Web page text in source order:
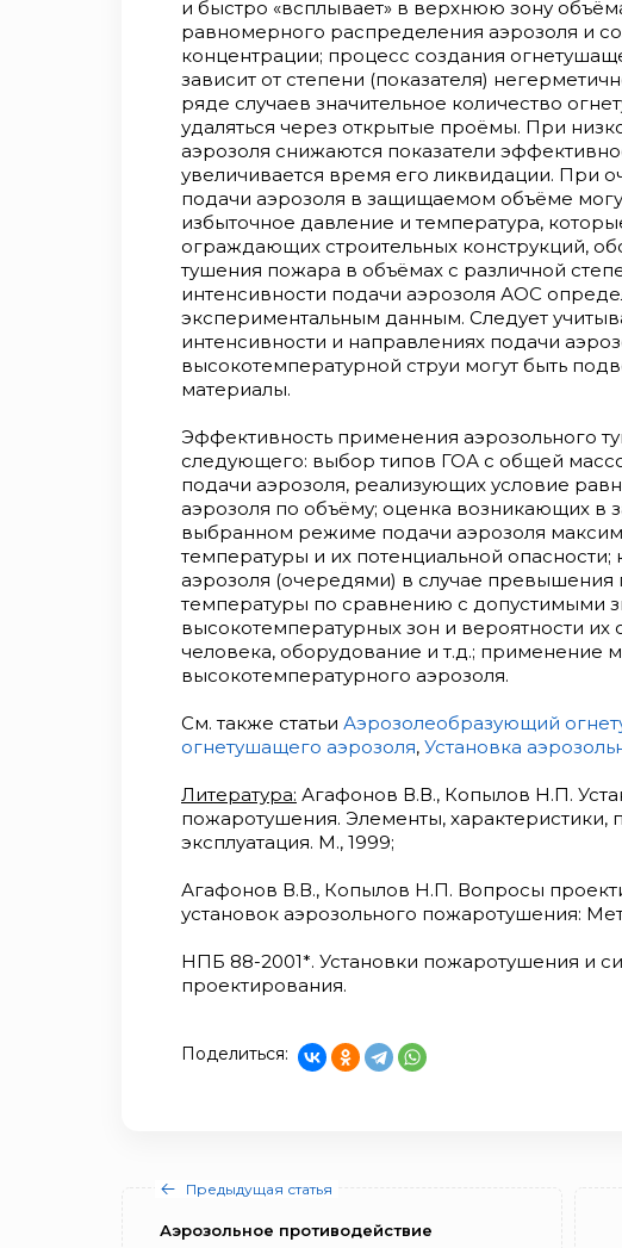
и быстро «всплывает» в верхнюю зону
равномерного распределения аэрозоля и
концентрации; процесс создания
зависит от степени (показателя)
ряде случаев значительное количество
удаляться через открытые проёмы. При
аэрозоля снижаются показатели
увеличивается время его ликвидации. При
подачи аэрозоля в защищаемом объёме
избыточное давление и температура,
ограждающих строительных конструкций,
тушения пожара в объёмах с различной
интенсивности подачи аэрозоля АОС
экспериментальным данным. Следует
интенсивности и направлениях подачи
высокотемпературной струи могут быть
материалы.
Эффективность применения аэрозольного
следующего: выбор типов ГОА с общей
подачи аэрозоля, реализующих условие
аэрозоля по объёму; оценка возникающих
выбранном режиме подачи аэрозоля
температуры и их потенциальной
аэрозоля (очередями) в случае превышения
температуры по сравнению с допустимыми
высокотемпературных зон и вероятности их
человека, оборудование и т.д.; применение
высокотемпературного аэрозоля.
См. также статьи Аэрозолеобразующий
огнетушащего аэрозоля, Установка
Литература: Агафонов В.В., Копылов Н.П.
пожаротушения. Элементы, характеристики,
эксплуатация. М., 1999;
Агафонов В.В., Копылов Н.П. Вопросы
установок аэрозольного пожаротушения:
НПБ 88-2001*. Установки пожаротушения и
проектирования.
Поделиться:
Предыдущая статья
Аэрозольное противодействие